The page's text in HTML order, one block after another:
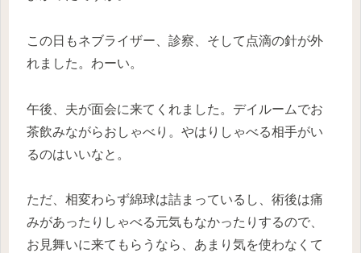
この日もネブライザー、診察、そして点滴の針が外
れました。わーい。
午後、夫が面会に来てくれました。デイルームでお
茶飲みながらおしゃべり。やはりしゃべる相手がい
るのはいいなと。
ただ、相変わらず綿球は詰まっているし、術後は痛
みがあったりしゃべる元気もなかったりするので、
お見舞いに来てもらうなら、あまり気を使わなくて